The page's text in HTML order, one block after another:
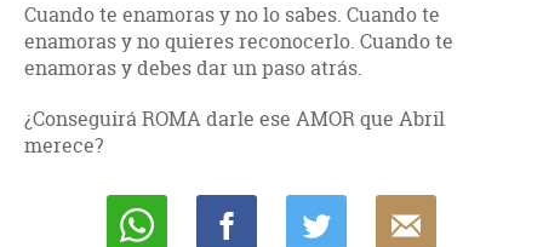
Cuando te enamoras y no lo sabes. Cuando te
enamoras y no quieres reconocerlo. Cuando te
enamoras y debes dar un paso atrás.
¿Conseguirá ROMA darle ese AMOR que Abril
merece?